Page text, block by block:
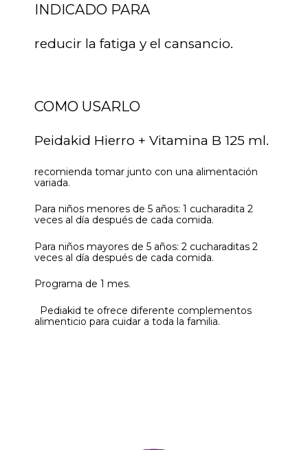
INDICADO PARA
reducir la fatiga y el cansancio.
COMO USARLO
Peidakid Hierro + Vitamina B 125 ml.
recomienda tomar junto con una alimentación
variada.
Para niños menores de 5 años: 1 cucharadita 2
veces al día después de cada comida.
Para niños mayores de 5 años: 2 cucharaditas 2
veces al día después de cada comida.
Programa de 1 mes.
Pediakid te ofrece diferente complementos
alimenticio para cuidar a toda la familia.